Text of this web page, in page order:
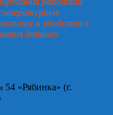
и удобство в
данного
«Рябинка» (г.